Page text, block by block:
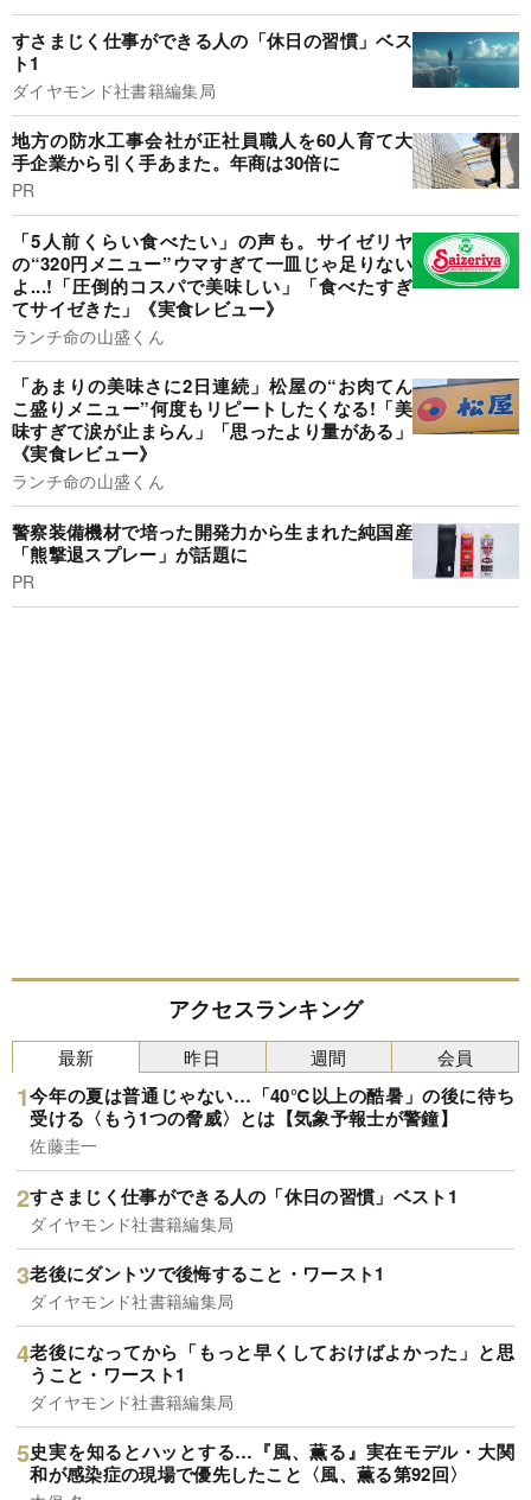
すさまじく仕事ができる人の「休日の習慣」ベス
ト1
ダイヤモンド社書籍編集局
地方の防水工事会社が正社員職人を60人育て大
手企業から引く手あまた。年商は30倍に
PR
「5人前くらい食べたい」の声も。サイゼリヤ
の“320円メニュー”ウマすぎて一皿じゃ足りない
よ...!「圧倒的コスパで美味しい」「食べたすぎ
てサイゼきた」《実食レビュー》
ランチ命の山盛くん
「あまりの美味さに2日連続」松屋の“お肉てん
こ盛りメニュー”何度もリピートしたくなる!「美
味すぎて涙が止まらん」「思ったより量がある」
《実食レビュー》
ランチ命の山盛くん
警察装備機材で培った開発力から生まれた純国産
「熊撃退スプレー」が話題に
PR
アクセスランキング
最新
今年の夏は普通じゃない…「40℃以上の酷暑」の後に待ち
受ける〈もう1つの脅威〉とは【気象予報士が警鐘】
佐藤圭一
すさまじく仕事ができる人の「休日の習慣」ベスト1
ダイヤモンド社書籍編集局
老後にダントツで後悔すること・ワースト1
ダイヤモンド社書籍編集局
老後になってから「もっと早くしておけばよかった」と思
うこと・ワースト1
ダイヤモンド社書籍編集局
史実を知るとハッとする…『風、薫る』実在モデル・大関
和が感染症の現場で優先したこと〈風、薫る第92回〉
昨日 週間 会員